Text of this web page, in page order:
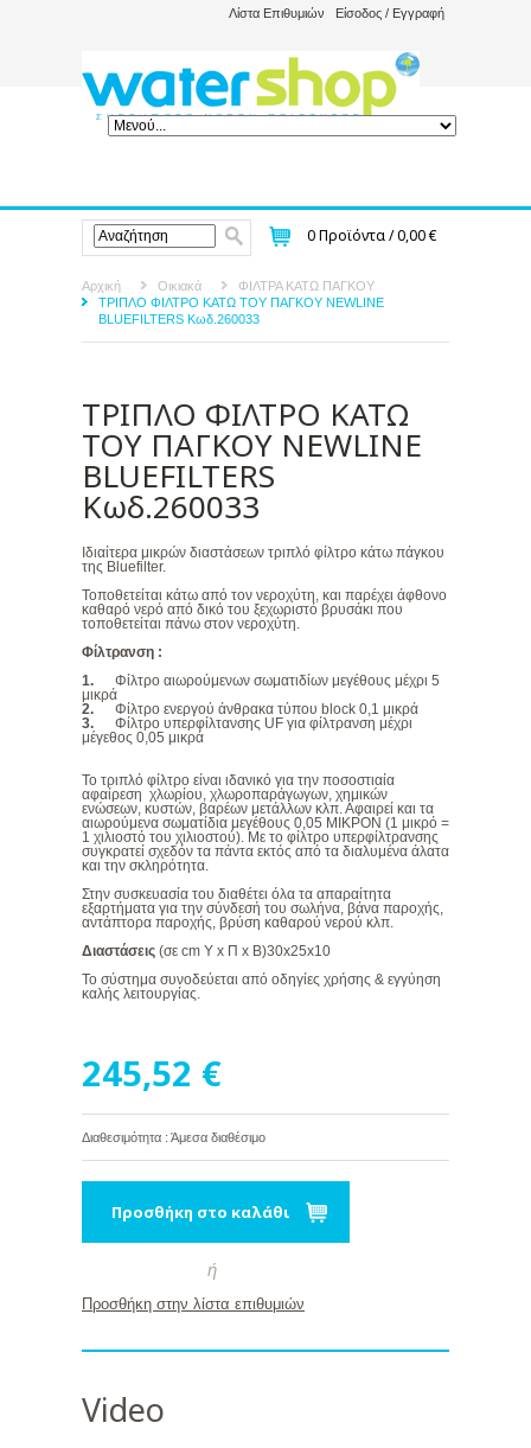
Λίστα Επιθυμιών Είσοδος / Εγγραφή
0Προϊόντα /0,00 €
Αρχική Οικιακά
ΦΙΛΤΡΑ ΚΑΤΩ ΠΑΓΚΟΥ
ΤΡΙΠΛΟ ΦΙΛΤΡΟ ΚΑΤΩ ΤΟΥ ΠΑΓΚΟΥ NEWLINE
BLUEFILTERS Κωδ.260033
ΤΡΙΠΛΟ ΦΙΛΤΡΟ ΚΑΤΩ
ΤΟΥ ΠΑΓΚΟΥ NEWLINE
BLUEFILTERS
Κωδ.260033
Ιδιαίτερα μικρών διαστάσεων τριπλό φίλτρο κάτω πάγκου
της Bluefilter.
Τοποθετείται κάτω από τον νεροχύτη, και παρέχει άφθονο
καθαρό νερό από δικό του ξεχωριστό βρυσάκι που
τοποθετείται πάνω στον νεροχύτη.
Φίλτρανση :
1. Φίλτρο αιωρούμενων σωματιδίων μεγέθους μέχρι 5
μικρά
2. Φίλτρο ενεργού άνθρακα τύπου block 0,1 μικρά
3. Φίλτρο υπερφίλτανσης UF για φίλτρανση μέχρι
μέγεθος 0,05 μικρά
Το τριπλό φίλτρο είναι ιδανικό για την ποσοστιαία
αφαίρεση χλωρίου, χλωροπαράγωγων, χημικών
ενώσεων, κυστών, βαρέων μετάλλων κλπ. Αφαιρεί και τα
αιωρούμενα σωματίδια μεγέθους 0,05 ΜΙΚΡΟΝ (1 μικρό =
1 χιλιοστό του χιλιοστού). Με το φίλτρο υπερφίλτρανσης
συγκρατεί σχεδόν τα πάντα εκτός από τα διαλυμένα άλατα
και την σκληρότητα.
Στην συσκευασία του διαθέτει όλα τα απαραίτητα
εξαρτήματα για την σύνδεσή του σωλήνα, βάνα παροχής,
αντάπτορα παροχής, βρύση καθαρού νερού κλπ.
Διαστάσεις (σε cm Υ x Π x Β)30x25x10
Το σύστημα συνοδεύεται από οδηγίες χρήσης & εγγύηση
καλής λειτουργίας.
245,52 €
Διαθεσιμότητα : Άμεσα διαθέσιμο
Προσθήκη στο καλάθι
ή
Προσθήκη στην λίστα επιθυμιών
Video